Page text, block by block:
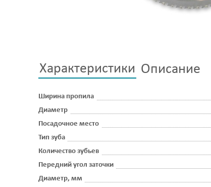
Характеристики
Ширина пропила
Диаметр
Посадочное место
Тип зуба
Количество зубьев
Передний угол заточки
Диаметр, мм
Описание